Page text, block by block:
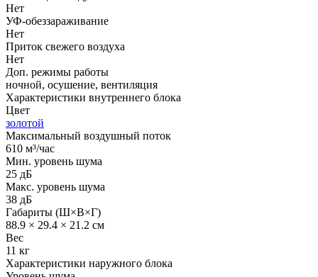
Нет
УФ-обеззараживание
Нет
Приток свежего воздуха
Нет
Доп. режимы работы
ночной, осушение, вентиляция
Характеристики внутреннего блока
Цвет
золотой
Максимальный воздушный поток
610 м³/час
Мин. уровень шума
25 дБ
Макс. уровень шума
38 дБ
Габариты (Ш×В×Г)
88.9 × 29.4 × 21.2 см
Вес
11 кг
Характеристики наружного блока